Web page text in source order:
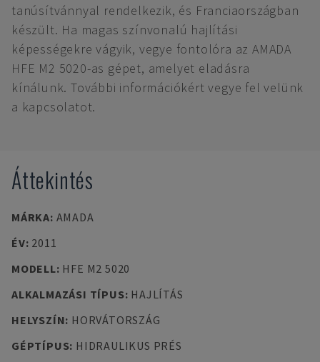
tanúsítvánnyal rendelkezik, és Franciaországban
készült. Ha magas színvonalú hajlítási
képességekre vágyik, vegye fontolóra az AMADA
HFE M2 5020-as gépet, amelyet eladásra
kínálunk. További információkért vegye fel velünk
a kapcsolatot.
Áttekintés
MÁRKA: AMADA
ÉV: 2011
MODELL: HFE M2 5020
ALKALMAZÁSI TÍPUS: HAJLÍTÁS
HELYSZÍN: HORVÁTORSZÁG
GÉPTÍPUS: HIDRAULIKUS PRÉS